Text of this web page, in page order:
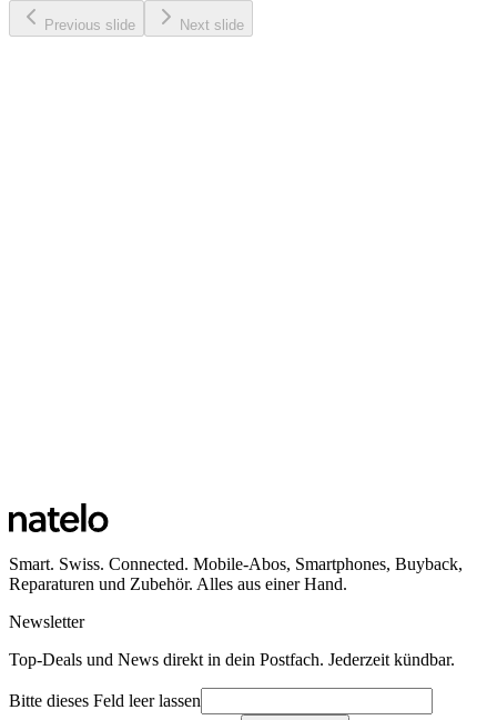
Previous slide Next slide
Smart. Swiss. Connected. Mobile-Abos, Smartphones, Buyback,
Reparaturen und Zubehör. Alles aus einer Hand.
Newsletter
Top-Deals und News direkt in dein Postfach. Jederzeit kündbar.
Bitte dieses Feld leer lassen